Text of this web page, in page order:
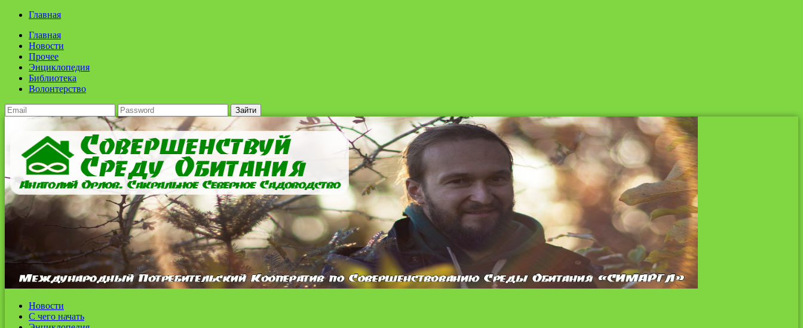
Главная
Главная
Новости
Прочее
Энциклопедия
Библиотека
Волонтерство
Зайти
Новости
С чего начать